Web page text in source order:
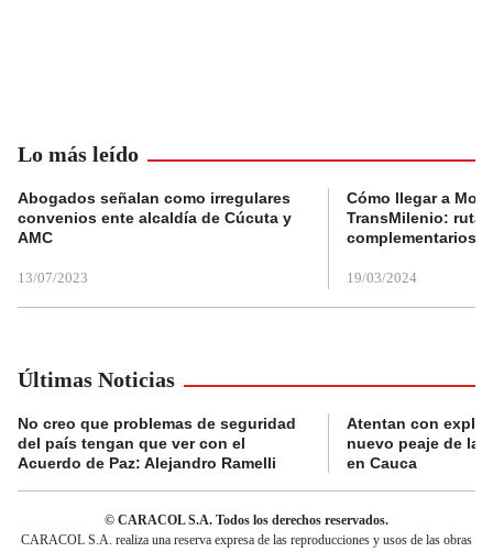
Lo más leído
Abogados señalan como irregulares
convenios ente alcaldía de Cúcuta y
AMC
13/07/2023
Cómo llegar a
TransMilenio:
complementarios
19/03/2024
Últimas Noticias
No creo que problemas de seguridad
del país tengan que ver con el
Acuerdo de Paz: Alejandro Ramelli
Atentan con
nuevo peaje de la
en Cauca
© CARACOL S.A. Todos los derechos reservados.
CARACOL S.A. realiza una reserva expresa de las reproducciones y usos de las obras